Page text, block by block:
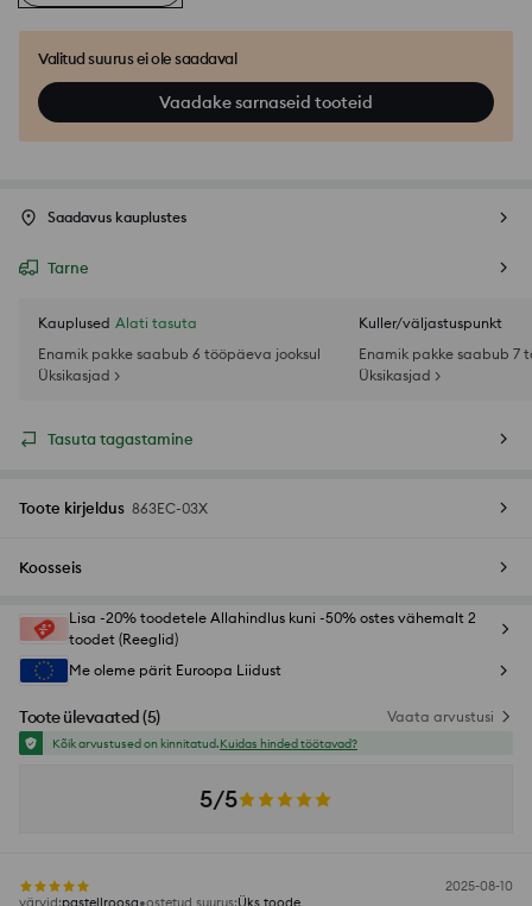
Valitud suurus ei ole saadaval
Vaadake sarnaseid tooteid
Saadavus kauplustes
Tarne
Kauplused Alati tasuta
Enamik pakke saabub 6 tööpäeva jooksul
Üksikasjad >
Kuller/väljastuspunkt
Enamik pakke saabub 7
Üksikasjad >
Tasuta tagastamine
Toote kirjeldus 863EC-03X
Koosseis
Lisa -20% toodetele Allahindlus kuni -50% ostes vähemalt 2
toodet (Reeglid)
Me oleme pärit Euroopa Liidust
Toote ülevaated (5) Vaata arvustusi
Kõik arvustused on kinnitatud.Kuidas hinded töötavad?
5/5
2025-08-10